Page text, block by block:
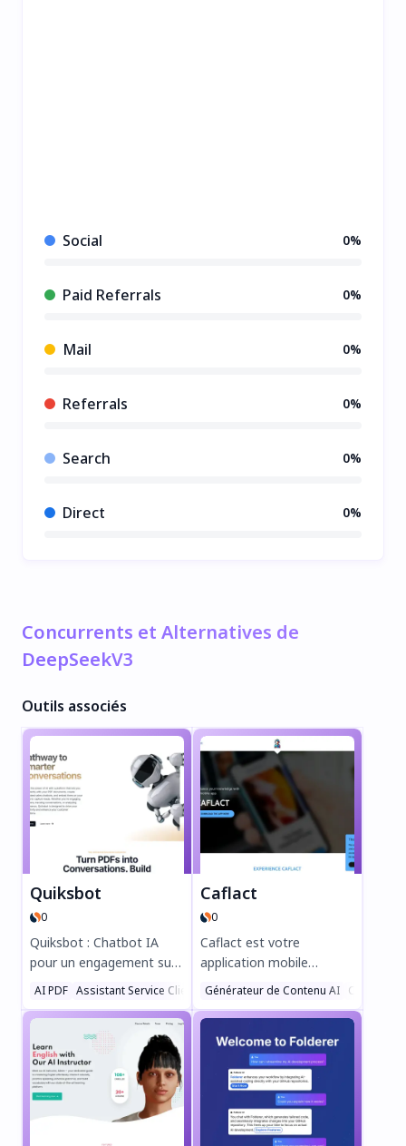
Social 0%
Paid Referrals 0%
Mail 0%
Referrals 0%
Search 0%
Direct 0%
Concurrents et Alternatives de
DeepSeekV3
Outils associés
Quiksbot
0
Quiksbot : Chatbot IA
pour un engagement sur
site plus intelligent
avec Quiksbot, le chatbot
IA qui s'entraîne sur des
PDF, du contenu de site
web et du texte pour
offrir des interactions
personnalisées. Capturez
des leads, planifiez des
AI PDF Assistant Service Client AI Chatbot AI
Caflact
0
Caflact est votre
application mobile
intelligente pour un
! Découvrez des faits
quotidiens sur divers
sujets, discutez avec un
réseau neuronal et
gagnez des récompenses
tout en enrichissant vos
connaissances. Parfaite
Générateur de Contenu AI Chatbot AI